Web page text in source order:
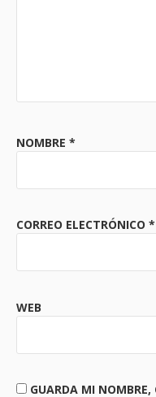
NOMBRE *
CORREO ELECTRÓNICO *
WEB
GUARDA MI NOMBRE,